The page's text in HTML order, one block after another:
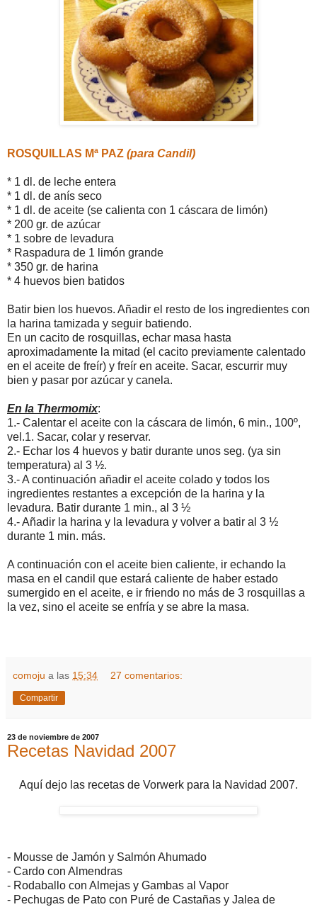
ROSQUILLAS Mª PAZ (para Candil)
* 1 dl. de leche entera
* 1 dl. de anís seco
* 1 dl. de aceite (se calienta con 1 cáscara de limón)
* 200 gr. de azúcar
* 1 sobre de levadura
* Raspadura de 1 limón grande
* 350 gr. de harina
* 4 huevos bien batidos
Batir bien los huevos. Añadir el resto de los ingredientes con
la harina tamizada y seguir batiendo.
En un cacito de rosquillas, echar masa hasta
aproximadamente la mitad (el cacito previamente calentado
en el aceite de freír) y freír en aceite. Sacar, escurrir muy
bien y pasar por azúcar y canela.
En la Thermomix:
1.- Calentar el aceite con la cáscara de limón, 6 min., 100º,
vel.1. Sacar, colar y reservar.
2.- Echar los 4 huevos y batir durante unos seg. (ya sin
temperatura) al 3 ½.
3.- A continuación añadir el aceite colado y todos los
ingredientes restantes a excepción de la harina y la
levadura. Batir durante 1 min., al 3 ½
4.- Añadir la harina y la levadura y volver a batir al 3 ½
durante 1 min. más.
A continuación con el aceite bien caliente, ir echando la
masa en el candil que estará caliente de haber estado
sumergido en el aceite, e ir friendo no más de 3 rosquillas a
la vez, sino el aceite se enfría y se abre la masa.
comoju a las 15:34 27 comentarios:
Compartir
23 de noviembre de 2007
Recetas Navidad 2007
Aquí dejo las recetas de Vorwerk para la Navidad 2007.
- Mousse de Jamón y Salmón Ahumado
- Cardo con Almendras
- Rodaballo con Almejas y Gambas al Vapor
- Pechugas de Pato con Puré de Castañas y Jalea de